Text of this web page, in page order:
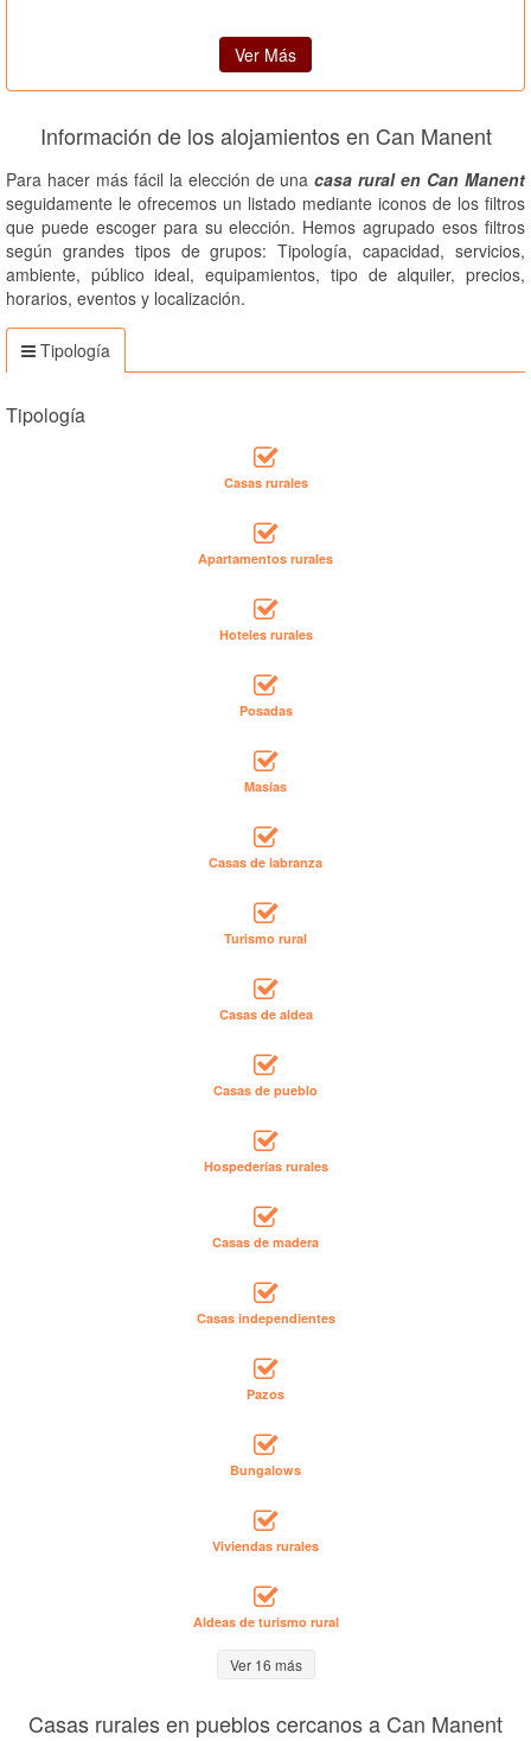
Ver Más
Información de los alojamientos en Can Manent
Para hacer más fácil la elección de unacasa rural en Can Manent
seguidamente le ofrecemos un listado mediante iconos de los filtros
que puede escoger para su elección. Hemos agrupado esos filtros
según grandes tipos de grupos: Tipología, capacidad, servicios,
ambiente, público ideal, equipamientos, tipo de alquiler, precios,
horarios, eventos y localización.
Tipología
Tipología
Casas rurales
Apartamentos rurales
Hoteles rurales
Posadas
Masías
Casas de labranza
Turismo rural
Casas de aldea
Casas de pueblo
Hospederías rurales
Casas de madera
Casas independientes
Pazos
Bungalows
Viviendas rurales
Aldeas de turismo rural
Ver 16 más
Casas rurales en pueblos cercanos a Can Manent